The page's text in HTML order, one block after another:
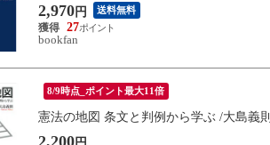
2,970 円 送料無料
27
bookfan
8/9時点_ポイント最大11倍
憲法の地図 条文と判例から学ぶ /大島義則
2,200